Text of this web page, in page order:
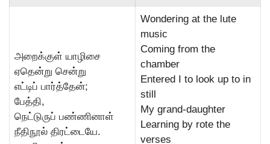
அறைக்குள் யாழிசை
ஏதென்று சென்று
எட்டிப் பார்த்தேன்;
பேத்தி,
நெட்டுருப் பண்ணினாள்
நீதிநூல் திரட்டையே.
Wondering at the lute
music
Coming from the
chamber
Entered I to look up to in
still
My grand-daughter
Learning by rote the
verses